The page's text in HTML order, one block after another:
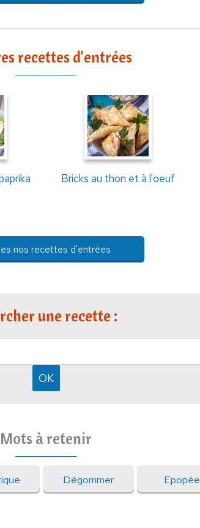
recettes d'entrées
Bricks au thon et à l'oeuf
nos recettes d'entrées
une recette :
Mots à retenir
Dégommer Epopée